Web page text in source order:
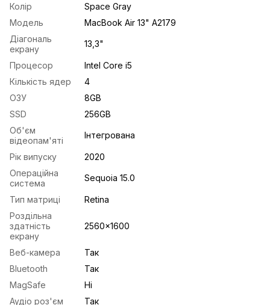
Колір
Space Gray
Модель
MacBook Air 13" A2179
Діагональ
екрану
13,3"
Процесор
Intel Core i5
Кількість ядер
4
ОЗУ
8GB
SSD
256GB
Об'єм
відеопам'яті
Інтегрована
Рік випуску
2020
Операційна
система
Sequoia 15.0
Тип матриці
Retina
Роздільна
здатність
екрану
2560x1600
Веб-камера
Так
Bluetooth
Так
MagSafe
Ні
Аудіо роз'єм
Так